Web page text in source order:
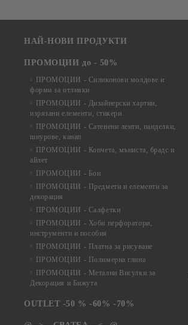
НАЙ-НОВИ ПРОДУКТИ
ПРОМОЦИИ до - 50%
ПРОМОЦИИ - Силиконови молдове и
форми за отливки
ПРОМОЦИИ - Дизайнерски хартии,
изрязани елементи, стикери
ПРОМОЦИИ - Сатенени ленти, панделки,
шнурове, канап
ПРОМОЦИИ - Копчета, мъниста, брадс и
айлет
ПРОМОЦИИ - Бои
ПРОМОЦИИ - Предмети и елементи за
декорация
ПРОМОЦИИ - Салфетки
ПРОМОЦИИ - Хоби перфоратори,
инструменти и пособия
ПРОМОЦИИ - Платна за рисуване
ПРОМОЦИИ - Полимерна глина
ПРОМОЦИИ - Метални Висулки за
Декорация и Бижута
OUTLET -50 % -60% -70%